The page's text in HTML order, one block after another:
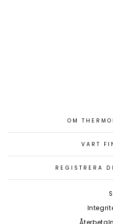
OM
VART
REGISTRERA